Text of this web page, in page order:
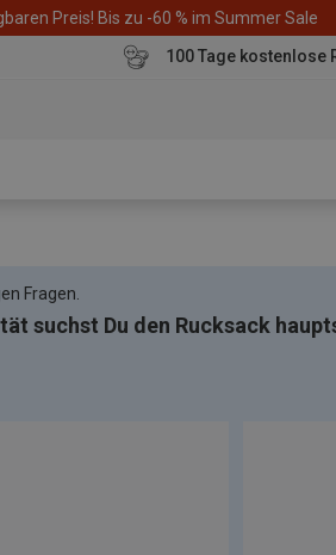
Preis! Bis zu -60 % im Summer Sale
100 Tage kostenlose
Fragen.
suchst Du den Rucksack